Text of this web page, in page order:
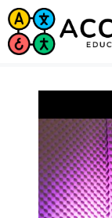
Saltar
al
contenido